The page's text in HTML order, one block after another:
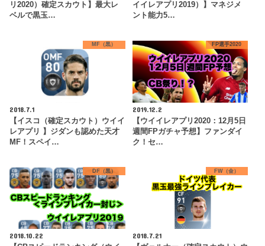
リ2020）確定スカウト】最大レ
ベルで黒玉…
イイレアプリ2019）】マネジメ
ント能力5…
MF（黒）
2018.7.1
【イスコ（確定スカウト）ウイイ
レアプリ 】ジダンも認めた天才
MF！スペイ…
FP選手2020
2019.12.2
【ウイイレアプリ2020：12月5日
週間FPガチャ予想】ファンダイ
ク！セ…
DF（黒）
2018.10.22
FW（金）
2018.7.21